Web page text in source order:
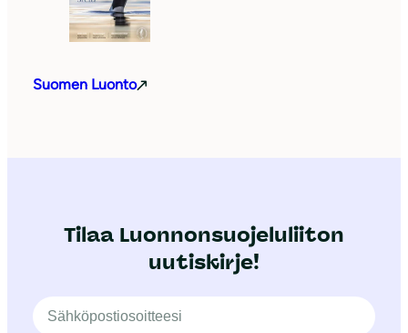
Suomen Luonto
Tilaa Luonnonsuojeluliiton
uutiskirje!